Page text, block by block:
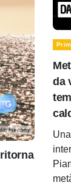
da